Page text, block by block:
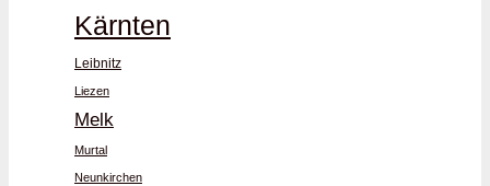
Kärnten
Leibnitz
Liezen
Melk
Murtal
Neunkirchen